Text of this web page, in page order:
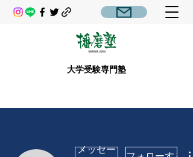
大学受験専門塾
メッセー